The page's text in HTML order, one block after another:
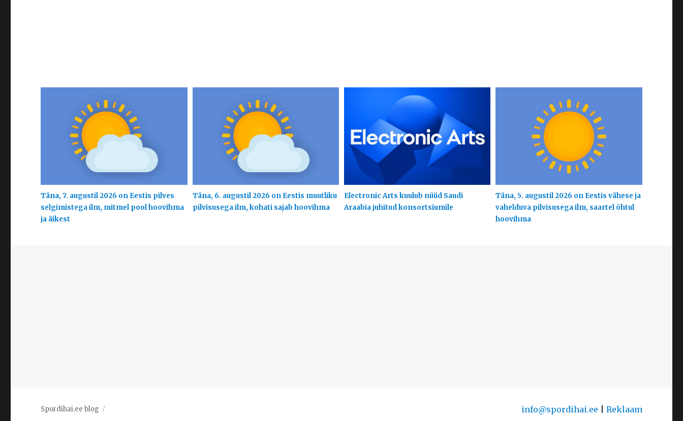
Täna, 7. augustil 2026 on Eestis pilves
selgimistega ilm, mitmel pool hoovihma
ja äikest
Täna, 6. augustil 2026 on Eestis muutliku
pilvisusega ilm, kohati sajab hoovihma
Electronic Arts kuulub nüüd Saudi
Araabia juhitud konsortsiumile
Täna, 5. augustil 2026 on Eestis vähese ja
vahelduva pilvisusega ilm, saartel õhtul
hoovihma
Spordihai.ee blog info@spordihai.ee Reklaam